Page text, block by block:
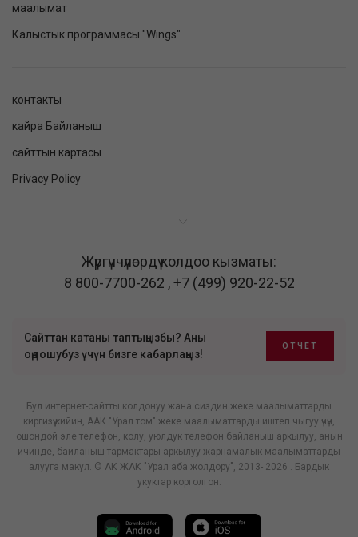
маалымат
Калыстык программасы "Wings"
контакты
кайра Байланыш
сайттын картасы
Privacy Policy
Жүргүнчүлөрдү колдоо кызматы:
8 800-7700-262 ,+7 (499) 920-22-52
Сайттан катаны таптыңызбы? Аны
оңдошубуз үчүн бизге кабарлаңыз!
ОТЧЕТ
Бул интернет-сайтты колдонуу жана сиздин жеке маалыматтарды
киргизүү кийин, ААК "Урал том" жеке маалыматтарды иштеп чыгуу үчүн,
ошондой эле телефон, колу, уюлдук телефон байланыш аркылуу, анын
ичинде, байланыш тармактары аркылуу жарнамалык маалыматтарды
алууга макул. © АК ЖАК "Урал аба жолдору", 2013- 2026 . Бардык
укуктар корголгон.